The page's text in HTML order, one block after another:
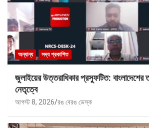
অন্যান্য সদ্য প্রকাশিত
জুলাইয়ের উত্তরাধিকার প্রস্ফুটিত:
নেতৃত্বে
আগস্ট 8, 2026 রঙ বেরঙ ডেস্ক